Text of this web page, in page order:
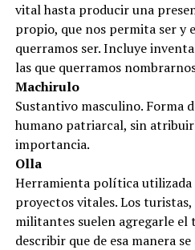
vital hasta producir una
propio, que nos permita ser y
querramos ser. Incluye
las que querramos
Machirulo
Sustantivo masculino. Forma
humano patriarcal, sin
importancia.
Olla
Herramienta política
proyectos vitales. Los
militantes suelen agregarle el
describir que de esa manera